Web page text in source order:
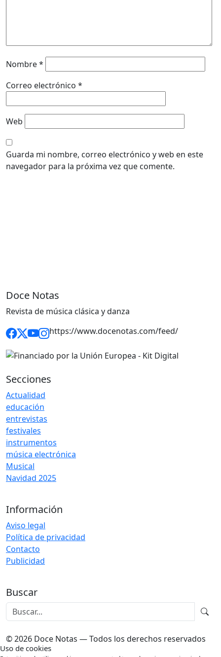
Nombre*
Correo electrónico *
Web
Guarda mi nombre, correo electrónico y web en este
navegador para la próxima vez que comente.
Doce Notas
Revista de música clásica y danza
https://www.docenotas.com/feed/
Secciones
Actualidad
educación
entrevistas
festivales
instrumentos
música electrónica
Musical
Navidad 2025
Información
Aviso legal
Política de privacidad
Contacto
Publicidad
Buscar
© 2026 Doce Notas — Todos los derechos reservados
Uso de cookies